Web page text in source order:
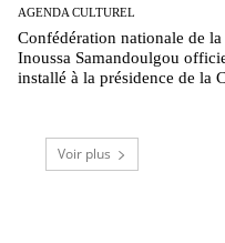
AGENDA CULTUREL
Confédération nationale de
Inoussa Samandoulgou
installé à la présidence de la
Voir plus